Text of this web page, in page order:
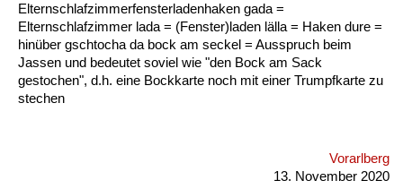
Elternschlafzimmerfensterladenhaken gada =
Elternschlafzimmer lada = (Fenster)laden lälla = Haken dure =
hinüber gschtocha da bock am seckel = Ausspruch beim
Jassen und bedeutet soviel wie "den Bock am Sack
gestochen", d.h. eine Bockkarte noch mit einer Trumpfkarte zu
stechen
Vorarlberg
13. November 2020